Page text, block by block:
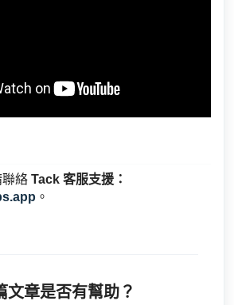
絡 Tack 客服支援：
。
文章是否有幫助？